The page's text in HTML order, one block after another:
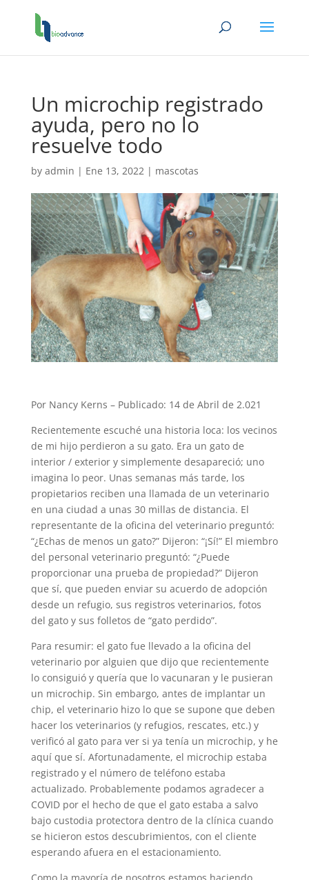
Un microchip registrado
ayuda, pero no lo
resuelve todo
by admin | Ene 13, 2022| mascotas
Por Nancy Kerns – Publicado: 14 de Abril de 2.021
Recientemente escuché una historia loca: los vecinos
de mi hijo perdieron a su gato. Era un gato de
interior / exterior y simplemente desapareció; uno
imagina lo peor. Unas semanas más tarde, los
propietarios reciben una llamada de un veterinario
en una ciudad a unas 30 millas de distancia. El
representante de la oficina del veterinario preguntó:
“¿Echas de menos un gato?” Dijeron: “¡Sí!” El miembro
del personal veterinario preguntó: “¿Puede
proporcionar una prueba de propiedad?” Dijeron
que sí, que pueden enviar su acuerdo de adopción
desde un refugio, sus registros veterinarios, fotos
del gato y sus folletos de “gato perdido”.
Para resumir: el gato fue llevado a la oficina del
veterinario por alguien que dijo que recientemente
lo consiguió y quería que lo vacunaran y le pusieran
un microchip. Sin embargo, antes de implantar un
chip, el veterinario hizo lo que se supone que deben
hacer los veterinarios (y refugios, rescates, etc.) y
verificó al gato para ver si ya tenía un microchip, y he
aquí que sí. Afortunadamente, el microchip estaba
registrado y el número de teléfono estaba
actualizado. Probablemente podamos agradecer a
COVID por el hecho de que el gato estaba a salvo
bajo custodia protectora dentro de la clínica cuando
se hicieron estos descubrimientos, con el cliente
esperando afuera en el estacionamiento.